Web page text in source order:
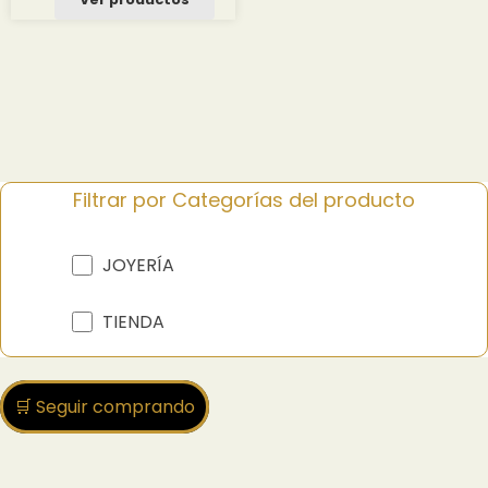
desde
Filtrar por Categorías del producto
JOYERÍA
TIENDA
🛒 Seguir comprando